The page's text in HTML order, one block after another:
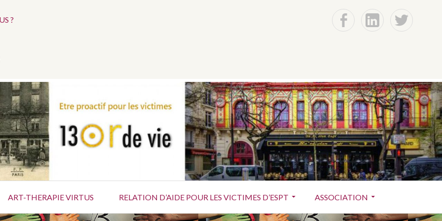
?
f Lin t
revendiqués par l’organisation terroriste État islamique (dite « Daech »), sont une série de
perpétrées dans la soirée à Paris et dans sa périphérie par trois commandos distincts.
ART-THERAPIE VIRTUS RELATION D’AIDE POUR LES VICTIMES D’ESPT ASSOCIATION